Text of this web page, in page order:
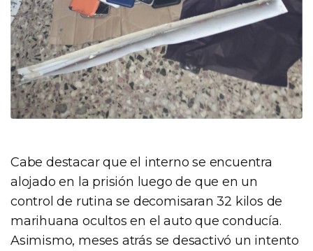
Cabe destacar que el interno se encuentra
alojado en la prisión luego de que en un
control de rutina se decomisaran 32 kilos de
marihuana ocultos en el auto que conducía.
Asimismo, meses atrás se desactivó un intento